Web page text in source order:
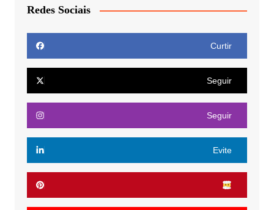
Redes Sociais
Curtir
Seguir
Seguir
Evite